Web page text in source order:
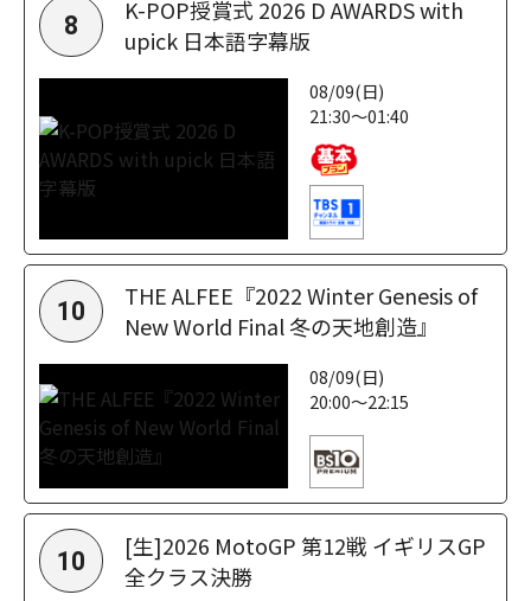
8
K-POP授賞式 2026 D AWARDS with
upick 日本語字幕版
08/09(日)
21:30～01:40
10
THE ALFEE『2022 Winter Genesis of
New World Final 冬の天地創造』
08/09(日)
20:00～22:15
10
[生]2026 MotoGP 第12戦 イギリスGP
全クラス決勝